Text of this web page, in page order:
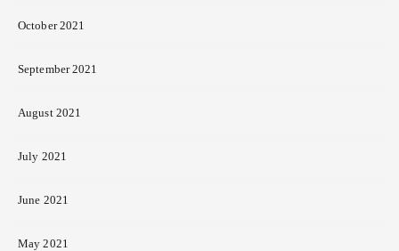
October 2021
September 2021
August 2021
July 2021
June 2021
May 2021